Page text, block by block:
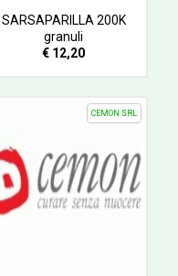
SARSAPARILLA 200K
granuli
€ 12,20
CEMON SRL